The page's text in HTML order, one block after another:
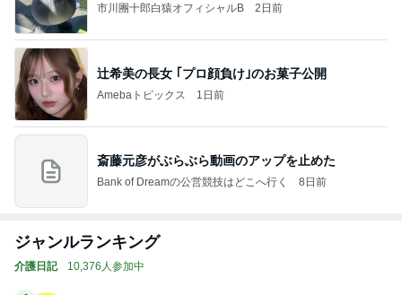
市川團十郎白猿オフィシャルB 2日前
辻希美の長女 ｢プロ顔負け｣のお菓子公開
Amebaトピックス 1日前
斎藤元彦がぶらぶら動画のアップを止めた
Bank of Dreamの公営競技はどこへ行く 8日前
ジャンルランキング
介護日記 10,376人参加中